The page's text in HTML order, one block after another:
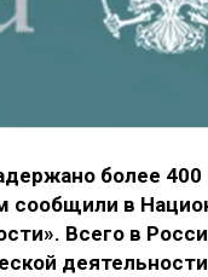
более 400
сообщили в
Всего в